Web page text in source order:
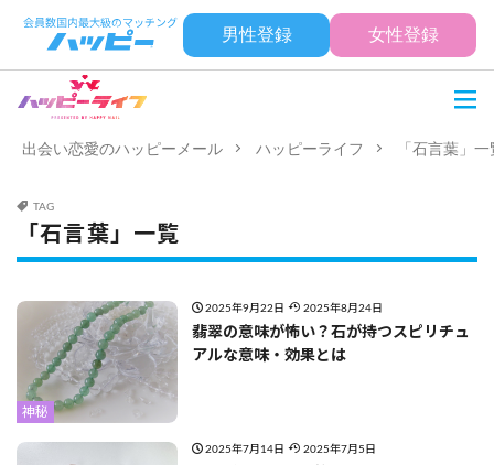
男性登録 女性登録
出会い恋愛のハッピーメール ハッピーライフ 「石言葉」一
TAG
「石言葉」一覧
神秘
2025年9月22日 2025年8月24日
翡翠の意味が怖い？石が持つスピリチュ
アルな意味・効果とは
2025年7月14日 2025年7月5日